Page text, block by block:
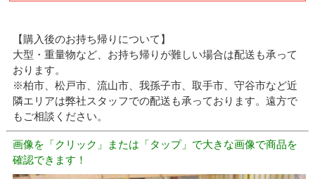
【購入後のお持ち帰りについて】
大型・重量物など、お持ち帰りが難しい場合は配送も承って
おります。
※柏市、松戸市、流山市、我孫子市、取手市、守谷市など近
隣エリアは弊社スタッフでの配送も承っております。遠方で
もご相談ください。
画像を「クリック」または「タップ」で大きな画像で商品を
確認できます！